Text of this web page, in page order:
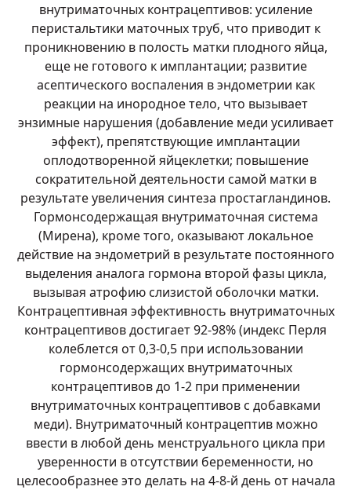
внутриматочных контрацептивов: усиление
перистальтики маточных труб, что приводит к
проникновению в полость матки плодного яйца,
еще не готового к имплантации; развитие
асептического воспаления в эндометрии как
реакции на инородное тело, что вызывает
энзимные нарушения (добавление меди усиливает
эффект), препятствующие имплантации
оплодотворенной яйцеклетки; повышение
сократительной деятельности самой матки в
результате увеличения синтеза простагландинов.
Гормонсодержащая внутриматочная система
(Мирена), кроме того, оказывают локальное
действие на эндометрий в результате постоянного
выделения аналога гормона второй фазы цикла,
вызывая атрофию слизистой оболочки матки.
Контрацептивная эффективность внутриматочных
контрацептивов достигает 92-98% (индекс Перля
колеблется от 0,3-0,5 при использовании
гормонсодержащих внутриматочных
контрацептивов до 1-2 при применении
внутриматочных контрацептивов с добавками
меди). Внутриматочный контрацептив можно
ввести в любой день менструального цикла при
уверенности в отсутствии беременности, но
целесообразнее это делать на 4-8-й день от начала